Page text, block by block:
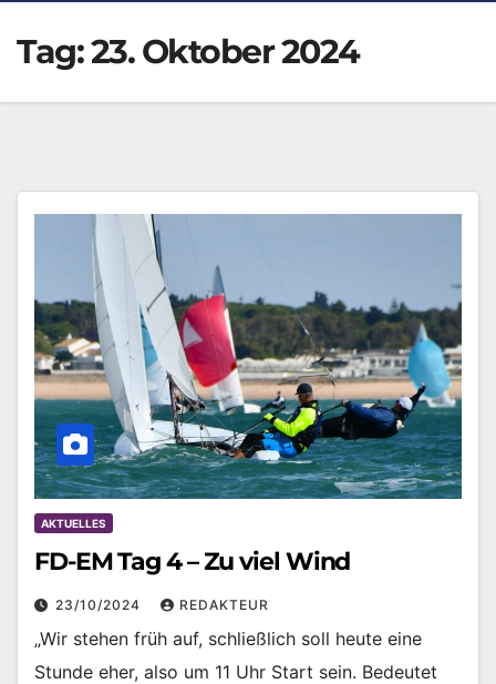
Tag:23. Oktober 2024
AKTUELLES
FD-EM Tag 4 – Zu viel Wind
23/10/2024 REDAKTEUR
„Wir stehen früh auf, schließlich soll heute eine
Stunde eher, also um 11 Uhr Start sein. Bedeutet